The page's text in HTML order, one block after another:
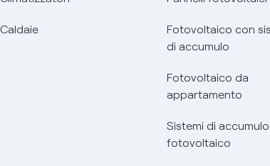
Caldaie
Fotovoltaico con
di accumulo
Fotovoltaico da
appartamento
Sistemi di
fotovoltaico